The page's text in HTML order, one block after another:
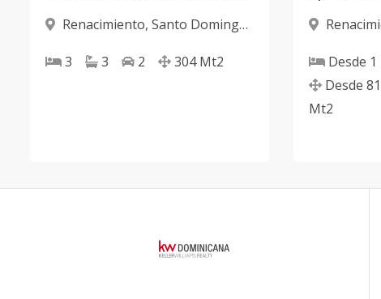
Renacimiento, Santo Domingo
3
3 2 304 Mt2
Desde 1
Desde
Mt2